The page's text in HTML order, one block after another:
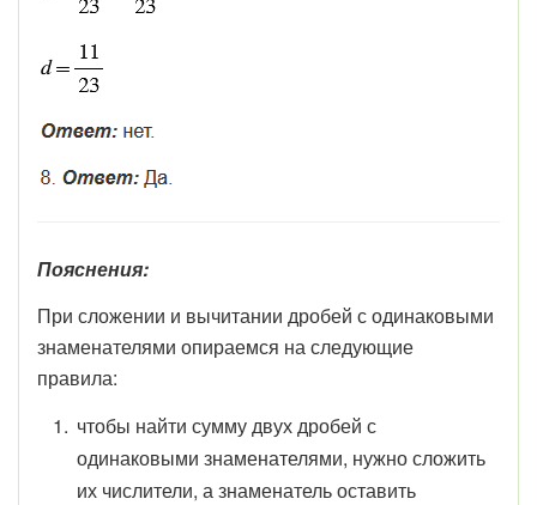
Пояснения:
При сложении и вычитании дробей с одинаковыми
знаменателями опираемся на следующие
правила:
чтобы найти сумму двух дробей с
одинаковыми знаменателями, нужно сложить
их числители, а знаменатель оставить